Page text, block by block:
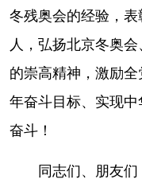
Deutsch
冬残奥会的经验，
人，弘扬北京冬奥
的崇高精神，激励
年奋斗目标、实现
奋斗！
同志们、朋友们